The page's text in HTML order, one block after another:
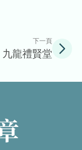
下一頁
九龍禮賢堂